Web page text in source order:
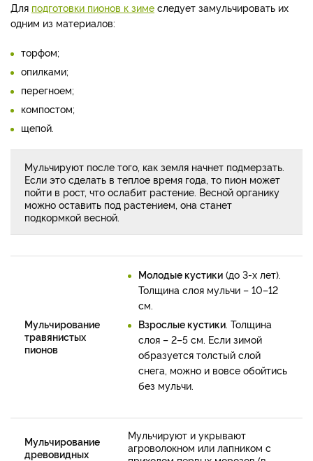
Для подготовки пионов к зиме следует замульчировать их
одним из материалов:
торфом;
опилками;
перегноем;
компостом;
щепой.
Мульчируют после того, как земля начнет подмерзать.
Если это сделать в теплое время года, то пион может
пойти в рост, что ослабит растение. Весной органику
можно оставить под растением, она станет
подкормкой весной.
Мульчирование
травянистых
пионов
Молодые кустики (до 3-х лет).
Толщина слоя мульчи – 10–12
см.
Взрослые кустики. Толщина
слоя – 2–5 см. Если зимой
образуется толстый слой
снега, можно и вовсе обойтись
без мульчи.
Мульчирование
древовидных
Мульчируют и укрывают
агроволокном или лапником с